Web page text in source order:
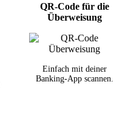
QR-Code für die
Überweisung
Einfach mit deiner
Banking-App scannen.